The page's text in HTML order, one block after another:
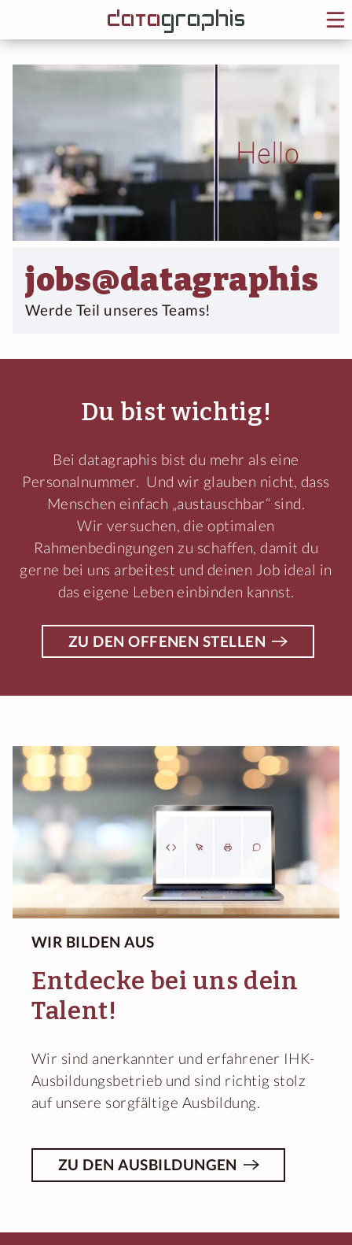
jobs@datagraphis
Werde Teil unseres Teams!
Du bist wichtig!
Bei datagraphis bist du mehr als eine
Personalnummer. Und wir glauben nicht, dass
Menschen einfach „austauschbar“ sind.
Wir versuchen, die optimalen
Rahmenbedingungen zu schaffen, damit du
gerne bei uns arbeitest und deinen Job ideal in
das eigene Leben einbinden kannst.
ZU DEN OFFENEN STELLEN
WIR BILDEN AUS
Entdecke bei uns dein
Talent!
Wir sind anerkannter und erfahrener IHK-
Ausbildungsbetrieb und sind richtig stolz
auf unsere sorgfältige Ausbildung.
ZU DEN AUSBILDUNGEN